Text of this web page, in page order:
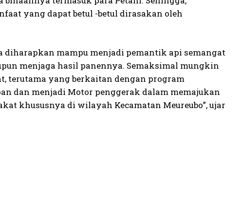
yang dapat betul -betul dirasakan oleh
diharapkan mampu menjadi pemantik api semangat
menjaga hasil panennya. Semaksimal mungkin
terutama yang berkaitan dengan program
dan menjadi Motor penggerak dalam memajukan
khususnya di wilayah Kecamatan Meureubo”, ujar